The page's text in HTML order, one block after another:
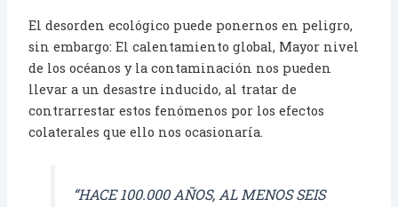
El desorden ecológico puede ponernos en peligro,
sin embargo: El calentamiento global, Mayor nivel
de los océanos y la contaminación nos pueden
llevar a un desastre inducido, al tratar de
contrarrestar estos fenómenos por los efectos
colaterales que ello nos ocasionaría.
“HACE 100.000 AÑOS, AL MENOS SEIS